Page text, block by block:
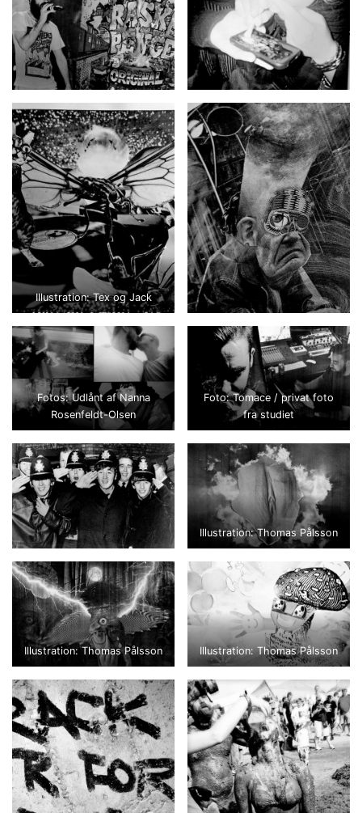
Illustration: Tex og Jack
Fotos: Udlånt af Nanna
Rosenfeldt-Olsen
Foto: Tomace / privat foto
fra studiet
Illustration: Thomas Pålsson
Illustration: Thomas Pålsson Illustration: Thomas Pålsson